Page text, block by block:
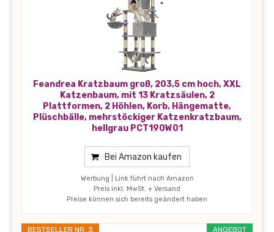
Feandrea Kratzbaum groß, 203,5 cm hoch, XXL
Katzenbaum, mit 13 Kratzsäulen, 2
Plattformen, 2 Höhlen, Korb, Hängematte,
Plüschbälle, mehrstöckiger Katzenkratzbaum,
hellgrau PCT190W01
Bei Amazon kaufen
Werbung | Link führt nach Amazon
Preis inkl. MwSt. + Versand
Preise können sich bereits geändert haben
ANGEBOT
BESTSELLER NR. 3